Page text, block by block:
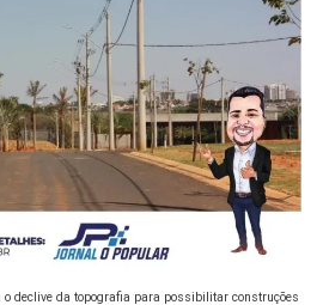
o declive da topografia para possibilitar construções